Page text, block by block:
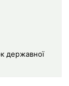
державної